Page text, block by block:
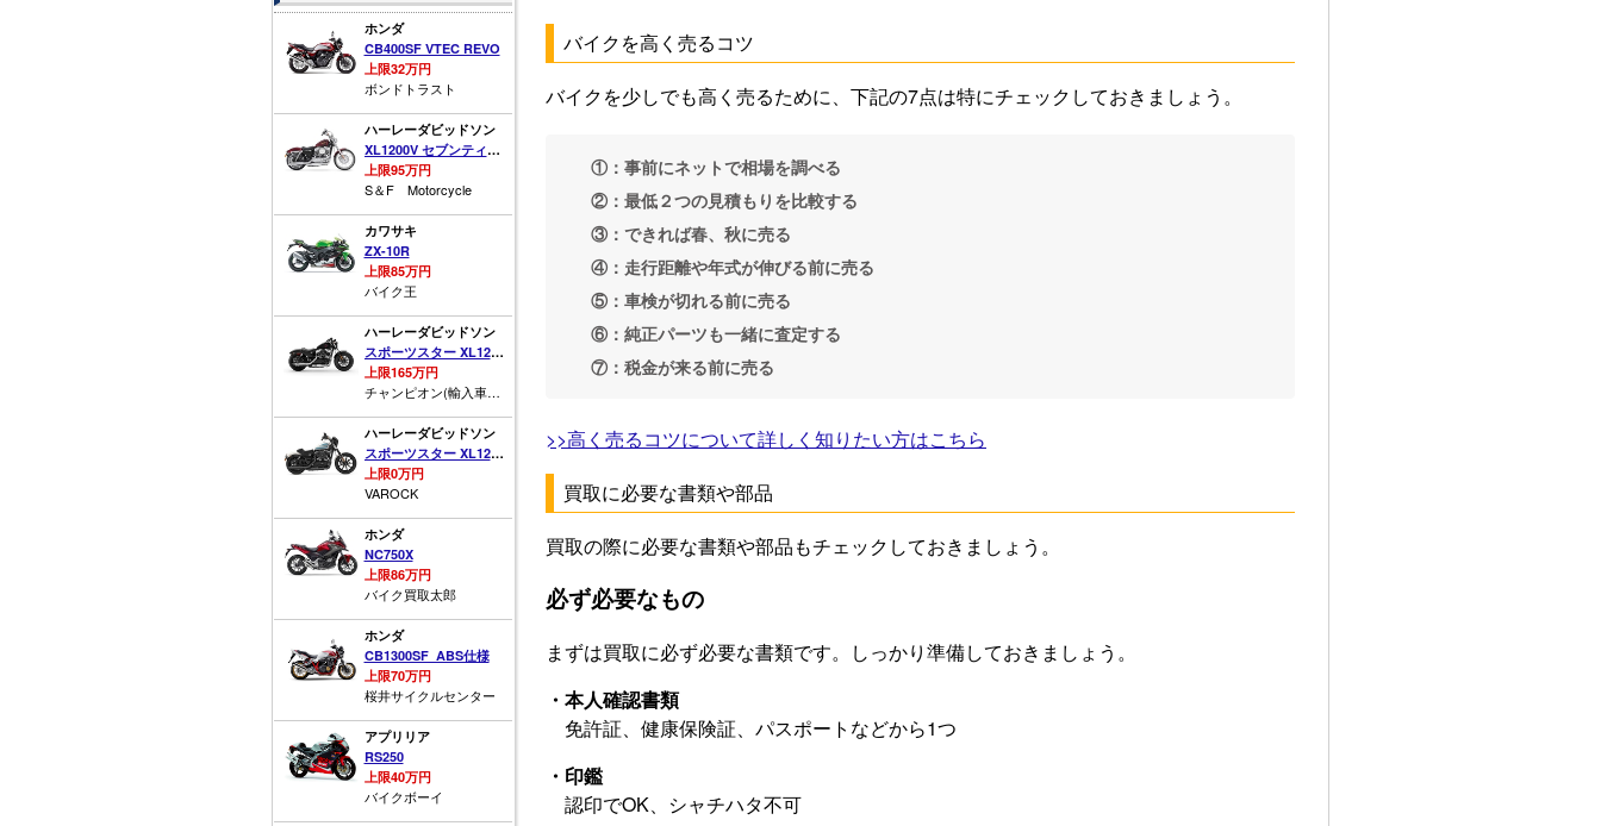
バイクを高く売るコツ
バイクを少しでも高く売るために、下記の7点は特にチェックしておきましょう。
①：事前にネットで相場を調べる
②：最低２つの見積もりを比較する
③：できれば春、秋に売る
④：走行距離や年式が伸びる前に売る
⑤：車検が切れる前に売る
⑥：純正パーツも一緒に査定する
⑦：税金が来る前に売る
>>高く売るコツについて詳しく知りたい方はこちら
買取に必要な書類や部品
買取の際に必要な書類や部品もチェックしておきましょう。
必ず必要なもの
まずは買取に必ず必要な書類です。しっかり準備しておきましょう。
・本人確認書類
免許証、健康保険証、パスポートなどから1つ
・印鑑
認印でOK、シャチハタ不可
ホンダ
CB400SF VTEC REVO
上限32万円
ボンドトラスト
ハーレーダビッドソン
XL1200V セブンティーツー
上限95万円
S＆F Motorcycle
カワサキ
ZX-10R
上限85万円
バイク王
ハーレーダビッドソン
スポーツスター XL1200X フォーティーエイト
上限165万円
チャンピオン(輸入車専門）
ハーレーダビッドソン
スポーツスター XL1200NS アイアン
上限0万円
VAROCK
ホンダ
NC750X
上限86万円
バイク買取太郎
ホンダ
CB1300SF_ABS仕様
上限70万円
桜井サイクルセンター
アプリリア
RS250
上限40万円
バイクボーイ